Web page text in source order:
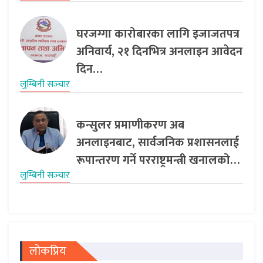
घरजग्गा कारोबारका लागि इजाजतपत्र
अनिवार्य, २१ दिनभित्र अनलाइन आवेदन
दिन…
लुम्बिनी सञ्‍चार
कन्सुलर प्रमाणीकरण अब
अनलाइनबाट, सार्वजनिक प्रशासनलाई
रूपान्तरण गर्ने परराष्ट्रमन्त्री खनालको…
लुम्बिनी सञ्‍चार
लोकप्रिय